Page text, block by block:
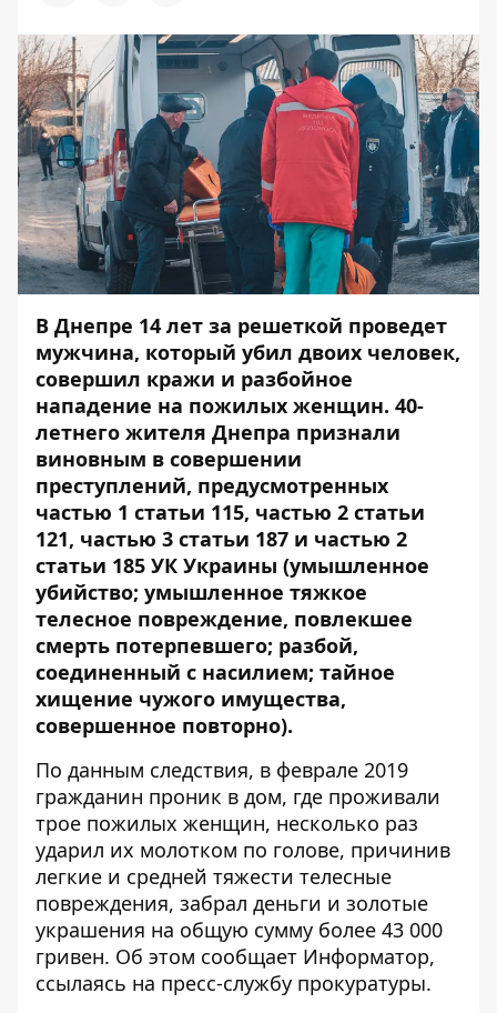
В Днепре 14 лет за решеткой проведет
мужчина, который убил двоих человек,
совершил кражи и разбойное
нападение на пожилых женщин. 40-
летнего жителя Днепра признали
виновным в совершении
преступлений, предусмотренных
частью 1 статьи 115, частью 2 статьи
121, частью 3 статьи 187 и частью 2
статьи 185 УК Украины (умышленное
убийство; умышленное тяжкое
телесное повреждение, повлекшее
смерть потерпевшего; разбой,
соединенный с насилием; тайное
хищение чужого имущества,
совершенное повторно).
По данным следствия, в феврале 2019
гражданин проник в дом, где проживали
трое пожилых женщин, несколько раз
ударил их молотком по голове, причинив
легкие и средней тяжести телесные
повреждения, забрал деньги и золотые
украшения на общую сумму более 43 000
гривен. Об этом сообщает Информатор,
ссылаясь на пресс-службу прокуратуры.